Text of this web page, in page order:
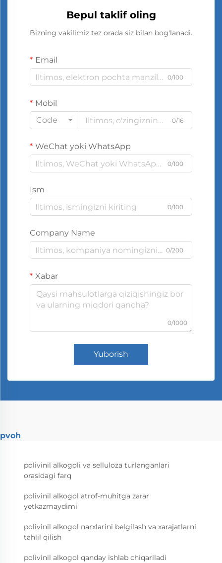
Bepul taklif oling
Bizning vakilimiz tez orada siz bilan bog'lanadi.
Email
0/100
Mobil
Code
0/16
WeChat yoki WhatsApp
0/100
Ism
0/100
Company Name
0/200
Xabar
0/1000
Yuborish
pvoh
polivinil alkogoli va selluloza turlanganlari
orasidagi farq
polivinil alkogol atrof-muhitga zarar
yetkazmaydimi
polivinil alkogol narxlarini belgilash va xarajatlarni
tahlil qilish
polivinil alkogol qanday ishlab chiqariladi